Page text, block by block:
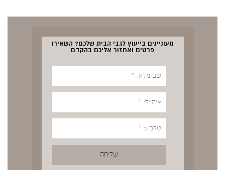
מעוניינים בייעוץ לגבי הבית שלכם? השאירו
פרטים ואחזור אליכם בהקדם